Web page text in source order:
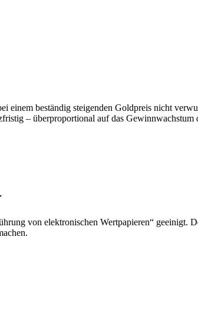
einem beständig steigenden Goldpreis nicht
– überproportional auf das
von elektronischen Wertpapieren“ geeinigt.